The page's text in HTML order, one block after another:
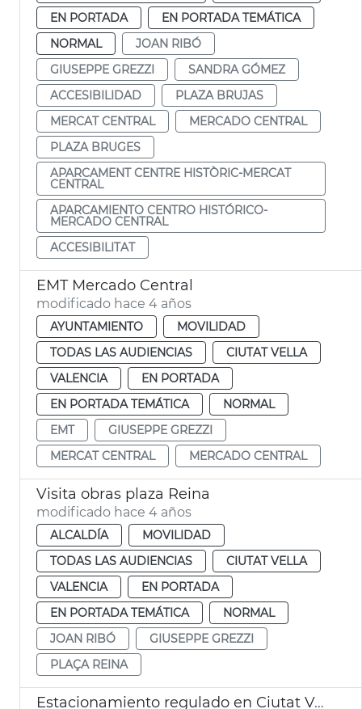
EN PORTADA
EN PORTADA TEMÁTICA
NORMAL
JOAN RIBÓ
GIUSEPPE GREZZI
SANDRA GÓMEZ
ACCESIBILIDAD
PLAZA BRUJAS
MERCAT CENTRAL
MERCADO CENTRAL
PLAZA BRUGES
APARCAMENT CENTRE HISTÒRIC-MERCAT
CENTRAL
APARCAMIENTO CENTRO HISTÓRICO-
MERCADO CENTRAL
ACCESIBILITAT
EMT Mercado Central
modificado hace 4 años
AYUNTAMIENTO
MOVILIDAD
TODAS LAS AUDIENCIAS
CIUTAT VELLA
VALENCIA
EN PORTADA
EN PORTADA TEMÁTICA
NORMAL
EMT
GIUSEPPE GREZZI
MERCAT CENTRAL
MERCADO CENTRAL
Visita obras plaza Reina
modificado hace 4 años
ALCALDÍA
MOVILIDAD
TODAS LAS AUDIENCIAS
CIUTAT VELLA
VALENCIA
EN PORTADA
EN PORTADA TEMÁTICA
NORMAL
JOAN RIBÓ
GIUSEPPE GREZZI
PLAÇA REINA
Estacionamiento regulado en Ciutat Vella